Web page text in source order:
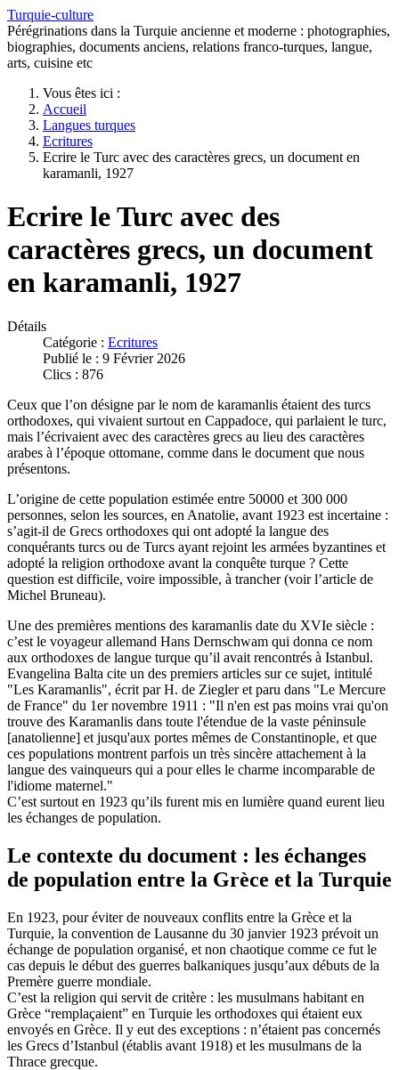
Turquie-culture
Pérégrinations dans la Turquie ancienne et moderne : photographies,
biographies, documents anciens, relations franco-turques, langue,
arts, cuisine etc
Vous êtes ici :
Accueil
Langues turques
Ecritures
Ecrire le Turc avec des caractères grecs, un document en
karamanli, 1927
Ecrire le Turc avec des
caractères grecs, un document
en karamanli, 1927
Détails
Catégorie : Ecritures
Publié le : 9 Février 2026
Clics : 876
Ceux que l’on désigne par le nom de karamanlis étaient des turcs
orthodoxes, qui vivaient surtout en Cappadoce, qui parlaient le turc,
mais l’écrivaient avec des caractères grecs au lieu des caractères
arabes à l’époque ottomane, comme dans le document que nous
présentons.
L’origine de cette population estimée entre 50000 et 300 000
personnes, selon les sources, en Anatolie, avant 1923 est incertaine :
s’agit-il de Grecs orthodoxes qui ont adopté la langue des
conquérants turcs ou de Turcs ayant rejoint les armées byzantines et
adopté la religion orthodoxe avant la conquête turque ? Cette
question est difficile, voire impossible, à trancher (voir l’article de
Michel Bruneau).
Une des premières mentions des karamanlis date du XVIe siècle :
c’est le voyageur allemand Hans Dernschwam qui donna ce nom
aux orthodoxes de langue turque qu’il avait rencontrés à Istanbul.
Evangelina Balta cite un des premiers articles sur ce sujet, intitulé
"Les Karamanlis", écrit par H. de Ziegler et paru dans "Le Mercure
de France" du 1er novembre 1911 : "Il n'en est pas moins vrai qu'on
trouve des Karamanlis dans toute l'étendue de la vaste péninsule
[anatolienne] et jusqu'aux portes mêmes de Constantinople, et que
ces populations montrent parfois un très sincère attachement à la
langue des vainqueurs qui a pour elles le charme incomparable de
l'idiome maternel."
C’est surtout en 1923 qu’ils furent mis en lumière quand eurent lieu
les échanges de population.
Le contexte du document : les échanges
de population entre la Grèce et la Turquie
En 1923, pour éviter de nouveaux conflits entre la Grèce et la
Turquie, la convention de Lausanne du 30 janvier 1923 prévoit un
échange de population organisé, et non chaotique comme ce fut le
cas depuis le début des guerres balkaniques jusqu’aux débuts de la
Premère guerre mondiale.
C’est la religion qui servit de critère : les musulmans habitant en
Grèce “remplaçaient” en Turquie les orthodoxes qui étaient eux
envoyés en Grèce. Il y eut des exceptions : n’étaient pas concernés
les Grecs d’Istanbul (établis avant 1918) et les musulmans de la
Thrace grecque.